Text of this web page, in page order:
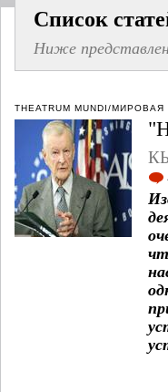
Список
Ниже
THEATRUM MUNDI/